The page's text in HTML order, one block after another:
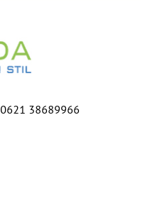
0621 38689966